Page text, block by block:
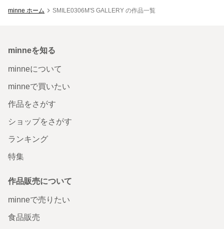
minne ホーム SMILE0306M'S GALLERY の作品一覧
minneを知る
minneについて
minneで買いたい
作品をさがす
ショップをさがす
ランキング
特集
作品販売について
minneで売りたい
食品販売